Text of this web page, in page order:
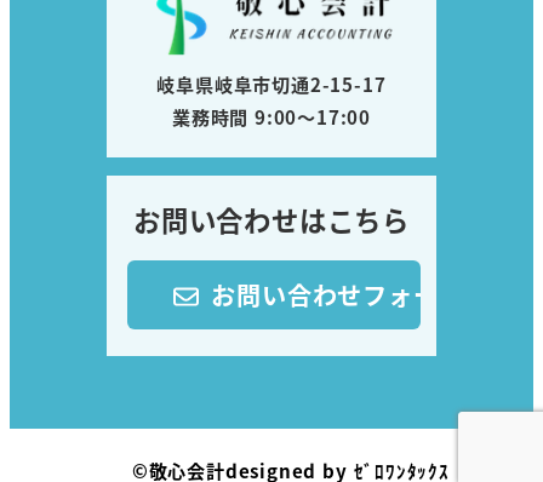
岐阜県岐阜市切通2-15-17
業務時間 9:00～17:00
お問い合わせはこちら
お問い合わせフォーム
©︎敬心会計designed by ｾﾞﾛﾜﾝﾀｯｸｽ